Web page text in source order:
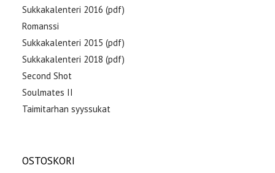
Sukkakalenteri 2016 (pdf)
Romanssi
Sukkakalenteri 2015 (pdf)
Sukkakalenteri 2018 (pdf)
Second Shot
Soulmates II
Taimitarhan syyssukat
OSTOSKORI